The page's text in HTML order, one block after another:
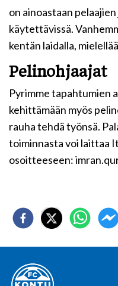
on ainoastaan
käytettävissä.
kentän laidalla,
Pelinohjaajat
Pyrimme tapahtumien
kehittämään myös
rauha tehdä työnsä.
toiminnasta voi laittaa
osoitteeseen: